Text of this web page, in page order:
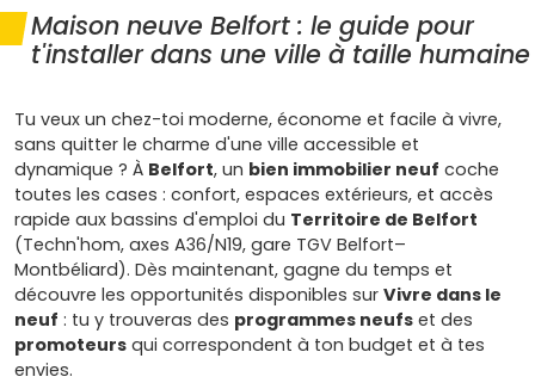
Maison neuve Belfort : le guide pour
t'installer dans une ville à taille humaine
Tu veux un chez-toi moderne, économe et facile à vivre,
sans quitter le charme d'une ville accessible et
dynamique ? À Belfort, un bien immobilier neuf coche
toutes les cases : confort, espaces extérieurs, et accès
rapide aux bassins d'emploi du Territoire de Belfort
(Techn'hom, axes A36/N19, gare TGV Belfort–
Montbéliard). Dès maintenant, gagne du temps et
découvre les opportunités disponibles sur Vivre dans le
neuf : tu y trouveras des programmes neufs et des
promoteurs qui correspondent à ton budget et à tes
envies.